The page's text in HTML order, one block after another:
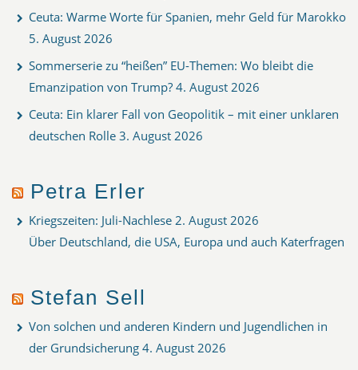
Ceuta: Warme Worte für Spanien, mehr Geld für Marokko
5. August 2026
Sommerserie zu “heißen” EU-Themen: Wo bleibt die
Emanzipation von Trump? 4. August 2026
Ceuta: Ein klarer Fall von Geopolitik – mit einer unklaren
deutschen Rolle 3. August 2026
Petra Erler
Kriegszeiten: Juli-Nachlese 2. August 2026
Über Deutschland, die USA, Europa und auch Katerfragen
Stefan Sell
Von solchen und anderen Kindern und Jugendlichen in
der Grundsicherung 4. August 2026